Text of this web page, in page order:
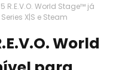
R.E.V.O. World Stage™ já
X|S e Steam
World